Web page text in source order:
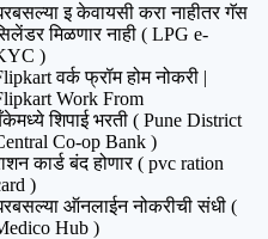
इ केवायसी करा नाहीतर गॅस
मिळणार नाही ( LPG e-
)
वर्क फ्रॉम होम नोकरी |
Work From
शिपाई भरती ( Pune District
Co-op Bank )
कार्ड बंद होणार ( pvc ration
)
ऑनलाईन नोकरीची संधी (
Hub )